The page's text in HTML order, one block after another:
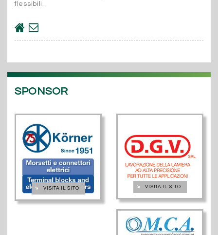
flessibili.
SPONSOR
➔ VISITA IL SITO ➔ VISITA IL SITO